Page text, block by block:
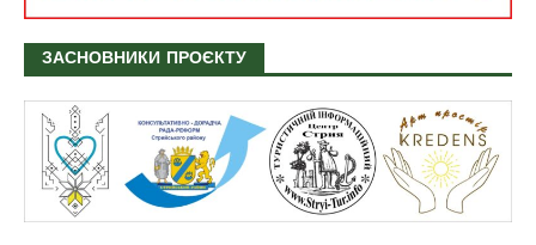
ЗАСНОВНИКИ ПРОЄКТУ